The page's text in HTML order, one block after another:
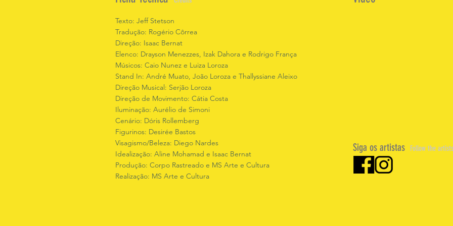
Texto: Jeff Stetson
Tradução: Rogério Côrrea
Direção: Isaac Bernat
Elenco: Drayson Menezzes, Izak Dahora e Rodrigo França
Músicos: Caio Nunez e Luiza Loroza
Stand In: André Muato, João Loroza e Thallyssiane Aleixo
Direção Musical: Serjão Loroza
Direção de Movimento: Cátia Costa
Iluminação: Aurélio de Simoni
Cenário: Dóris Rollemberg
Figurinos: Desirée Bastos
Visagismo/Beleza: Diego Nardes
Idealização: Aline Mohamad e Isaac Bernat
Produção: Corpo Rastreado e MS Arte e Cultura
Realização: MS Arte e Cultura
Siga os artistas Follow the artists